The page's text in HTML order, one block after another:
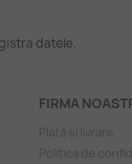
datele.
FIRMA
Plată și livrare
Politica de